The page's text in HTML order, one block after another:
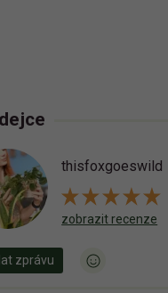
thisfoxgoeswild
zobrazit recenze
zprávu